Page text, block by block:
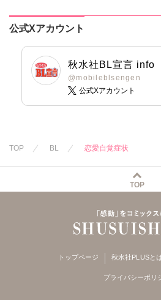
公式Xアカウント
秋水社BL宣言 info
@mobileblsengen
公式Xアカウント
TOP BL 恋愛自覚症状
TOP
トップページ 秋水社PLUSと
プライバシーポリ